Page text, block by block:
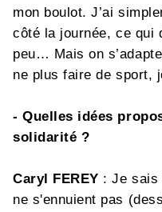
mon boulot. J’ai
côté la journée, ce qui
peu… Mais on
ne plus faire de sport,
- Quelles idées
solidarité ?
Caryl FEREY : Je sais
ne s'ennuient pas